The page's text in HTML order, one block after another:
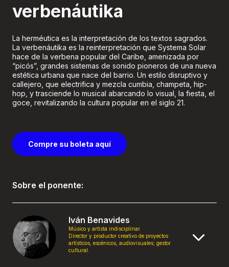
verbenáutika
La herméutica es la interpretación de los textos sagrados.
La verbenáutika es la reinterpretación que Systema Solar
hace de la verbena popular del Caribe, amenizada por
“picós”, grandes sistemas de sonido pioneros de una nueva
estética urbana que nace del barrio. Un estilo disruptivo y
callejero, que electrifica y mezcla cumbia, champeta, hip-
hop, y trasciende lo musical abarcando lo visual, la fiesta, el
goce, revitalizando la cultura popular en el siglo 21.
Compre su boleta aquí
Sobre el ponente:
Iván Benavides
Músico y artista indisciplinar.
Director y productor creativo de proyectos
artísticos, escénicos, audiovisuales; gestor
cultural.